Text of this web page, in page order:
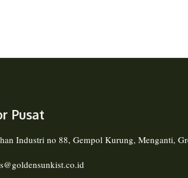
Pusat
Industri no 88, Gempol Kurung, Menganti,